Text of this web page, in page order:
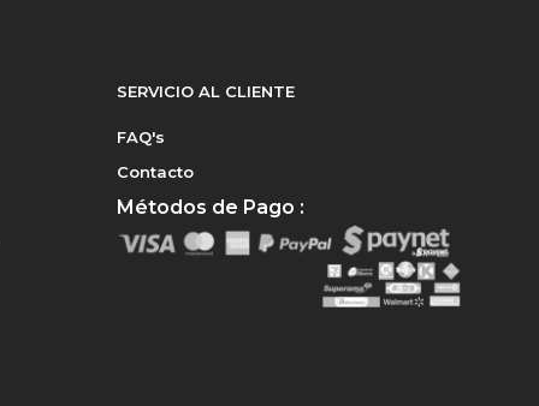
SERVICIO AL CLIENTE
FAQ's
Contacto
Métodos de Pago :